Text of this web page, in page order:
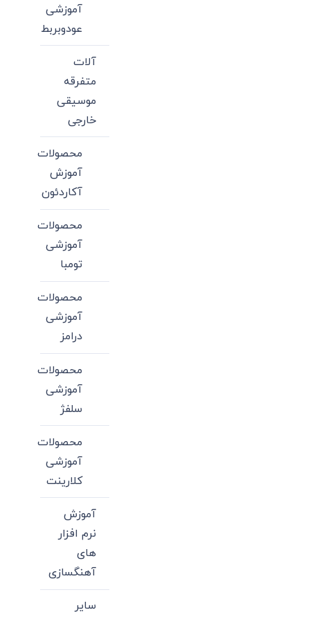
آموزشی
عودوبربط
آلات
متفرقه
موسیقی
خارجی
محصولات
آموزش
آکاردئون
محصولات
آموزشی
تومبا
محصولات
آموزشی
درامز
محصولات
آموزشی
سلفژ
محصولات
آموزشی
کلارینت
آموزش
نرم افزار
های
آهنگسازی
سایر